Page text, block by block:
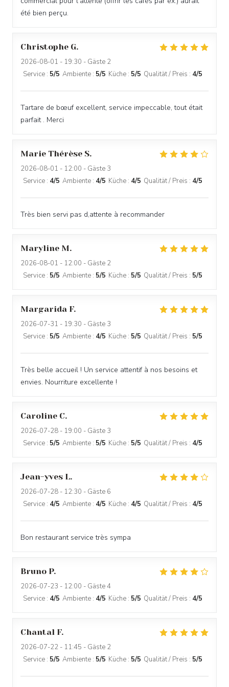
été bien perçu.
Christophe G
2026-08-01 - 19:30 - Gäste 2
Service : 5/5 Ambiente : 5/5 Küche : 5/5 Qualität / Preis : 4/5
Tartare de bœuf excellent, service impeccable, tout était
parfait . Merci
Marie Thérèse S
2026-08-01 - 12:00 - Gäste 3
Service : 4/5 Ambiente : 4/5 Küche : 4/5 Qualität / Preis : 4/5
Très bien servi pas d,attente à recommander
Maryline M
2026-08-01 - 12:00 - Gäste 2
Service : 5/5 Ambiente : 5/5 Küche : 5/5 Qualität / Preis : 5/5
Margarida F
2026-07-31 - 19:30 - Gäste 3
Service : 5/5 Ambiente : 4/5 Küche : 5/5 Qualität / Preis : 5/5
Très belle accueil ! Un service attentif à nos besoins et
envies. Nourriture excellente !
Caroline C
2026-07-28 - 19:00 - Gäste 3
Service : 5/5 Ambiente : 5/5 Küche : 5/5 Qualität / Preis : 4/5
Jean-yves L
2026-07-28 - 12:30 - Gäste 6
Service : 4/5 Ambiente : 4/5 Küche : 4/5 Qualität / Preis : 4/5
Bon restaurant service très sympa
Bruno P
2026-07-23 - 12:00 - Gäste 4
Service : 4/5 Ambiente : 4/5 Küche : 5/5 Qualität / Preis : 4/5
Chantal F
2026-07-22 - 11:45 - Gäste 2
Service : 5/5 Ambiente : 5/5 Küche : 5/5 Qualität / Preis : 5/5
RESTAURANT LA DÉSALPE